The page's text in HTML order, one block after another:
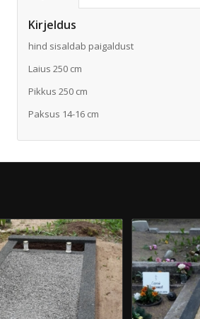
Kirjeldus
hind sisaldab paigaldust
Laius 250 cm
Pikkus 250 cm
Paksus 14-16 cm